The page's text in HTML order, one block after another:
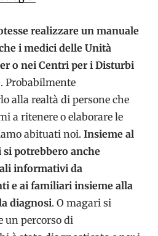
realizzare un manuale
i medici delle Unità
o nei Centri per i Disturbi
. Probabilmente
alla realtà di persone che
a ritenere o elaborare le
abituati noi. Insieme al
potrebbero anche
informativi da
e ai familiari insieme alla
diagnosi. O magari si
un percorso di